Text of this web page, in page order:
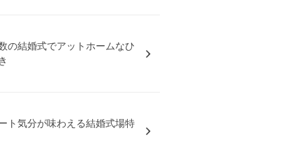
の結婚式でアットホームなひ
ト気分が味わえる結婚式場特